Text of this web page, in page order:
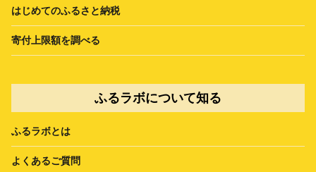
はじめてのふるさと納税
寄付上限額を調べる
ふるラボについて知る
ふるラボとは
よくあるご質問